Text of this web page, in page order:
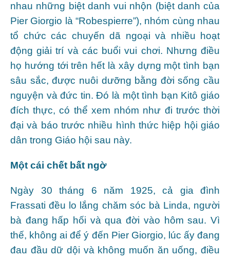
nhau những biệt danh vui nhộn (biệt danh của
Pier Giorgio là “Robespierre”), nhóm cùng nhau
tổ chức các chuyến dã ngoại và nhiều hoạt
động giải trí và các buổi vui chơi. Nhưng điều
họ hướng tới trên hết là xây dựng một tình bạn
sâu sắc, được nuôi dưỡng bằng đời sống cầu
nguyện và đức tin. Đó là một tình bạn Kitô giáo
đích thực, có thể xem nhóm như đi trước thời
đại và báo trước nhiều hình thức hiệp hội giáo
dân trong Giáo hội sau này.
Một cái chết bất ngờ
Ngày 30 tháng 6 năm 1925, cả gia đình
Frassati đều lo lắng chăm sóc bà Linda, người
bà đang hấp hối và qua đời vào hôm sau. Vì
thế, không ai để ý đến Pier Giorgio, lúc ấy đang
đau đầu dữ dội và không muốn ăn uống, điều